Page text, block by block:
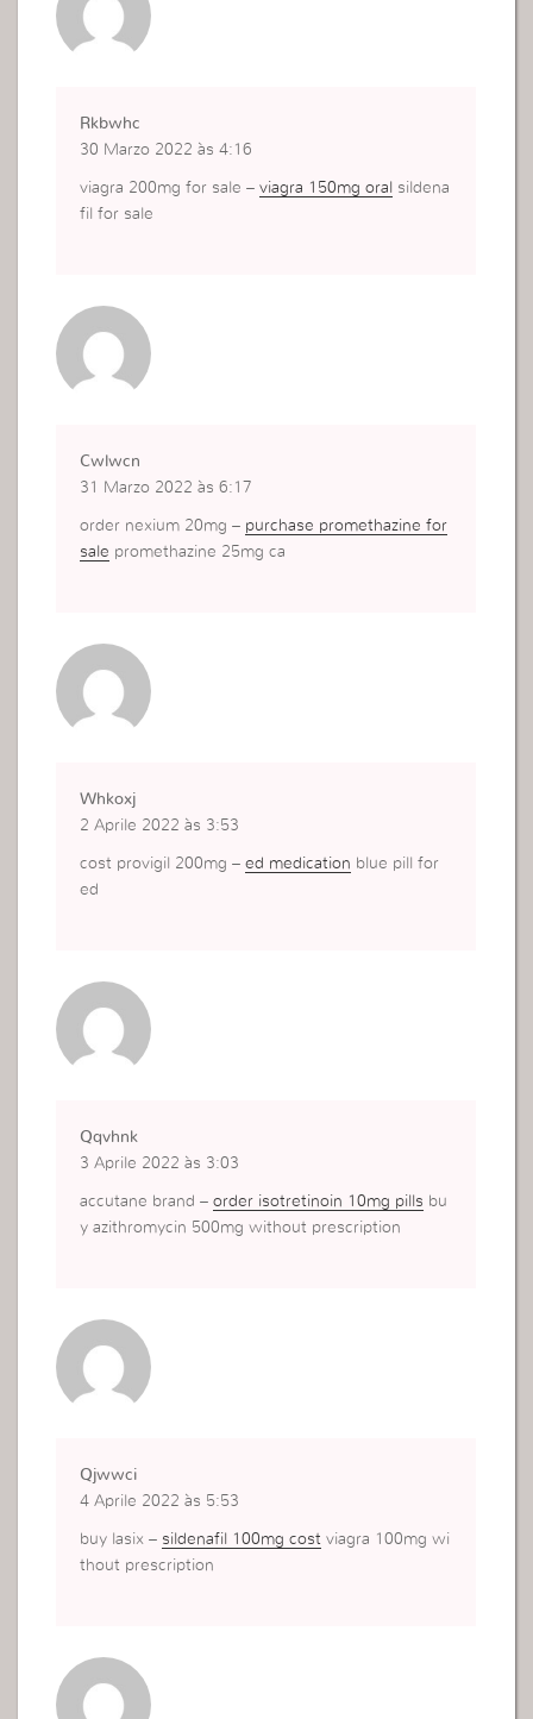
Rkbwhc
30 Marzo 2022 às 4:16
viagra 200mg for sale –viagra 150mg oral
sildena
fil for sale
Cwlwcn
31 Marzo 2022 às 6:17
order nexium 20mg – purchase promethazine for
sale promethazine 25mg ca
Whkoxj
2 Aprile 2022 às 3:53
cost provigil 200mg –ed medication blue pill for
ed
Qqvhnk
3 Aprile 2022 às 3:03
accutane brand –order isotretinoin 10mg pills bu
y azithromycin 500mg without prescription
Qjwwci
4 Aprile 2022 às 5:53
buy lasix – sildenafil 100mg cost viagra 100mg wi
thout prescription